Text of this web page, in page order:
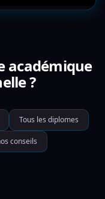
académique
?
Tous les diplomes
conseils